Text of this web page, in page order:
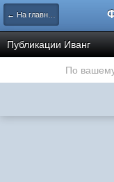
← На главную
Публикации Иванг
По